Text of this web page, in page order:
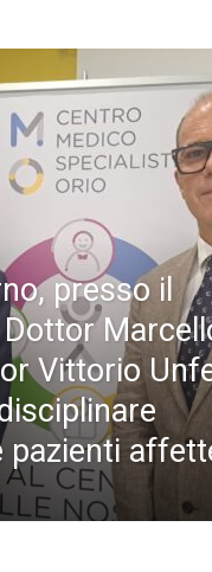
presso il
Vittorio
pazienti